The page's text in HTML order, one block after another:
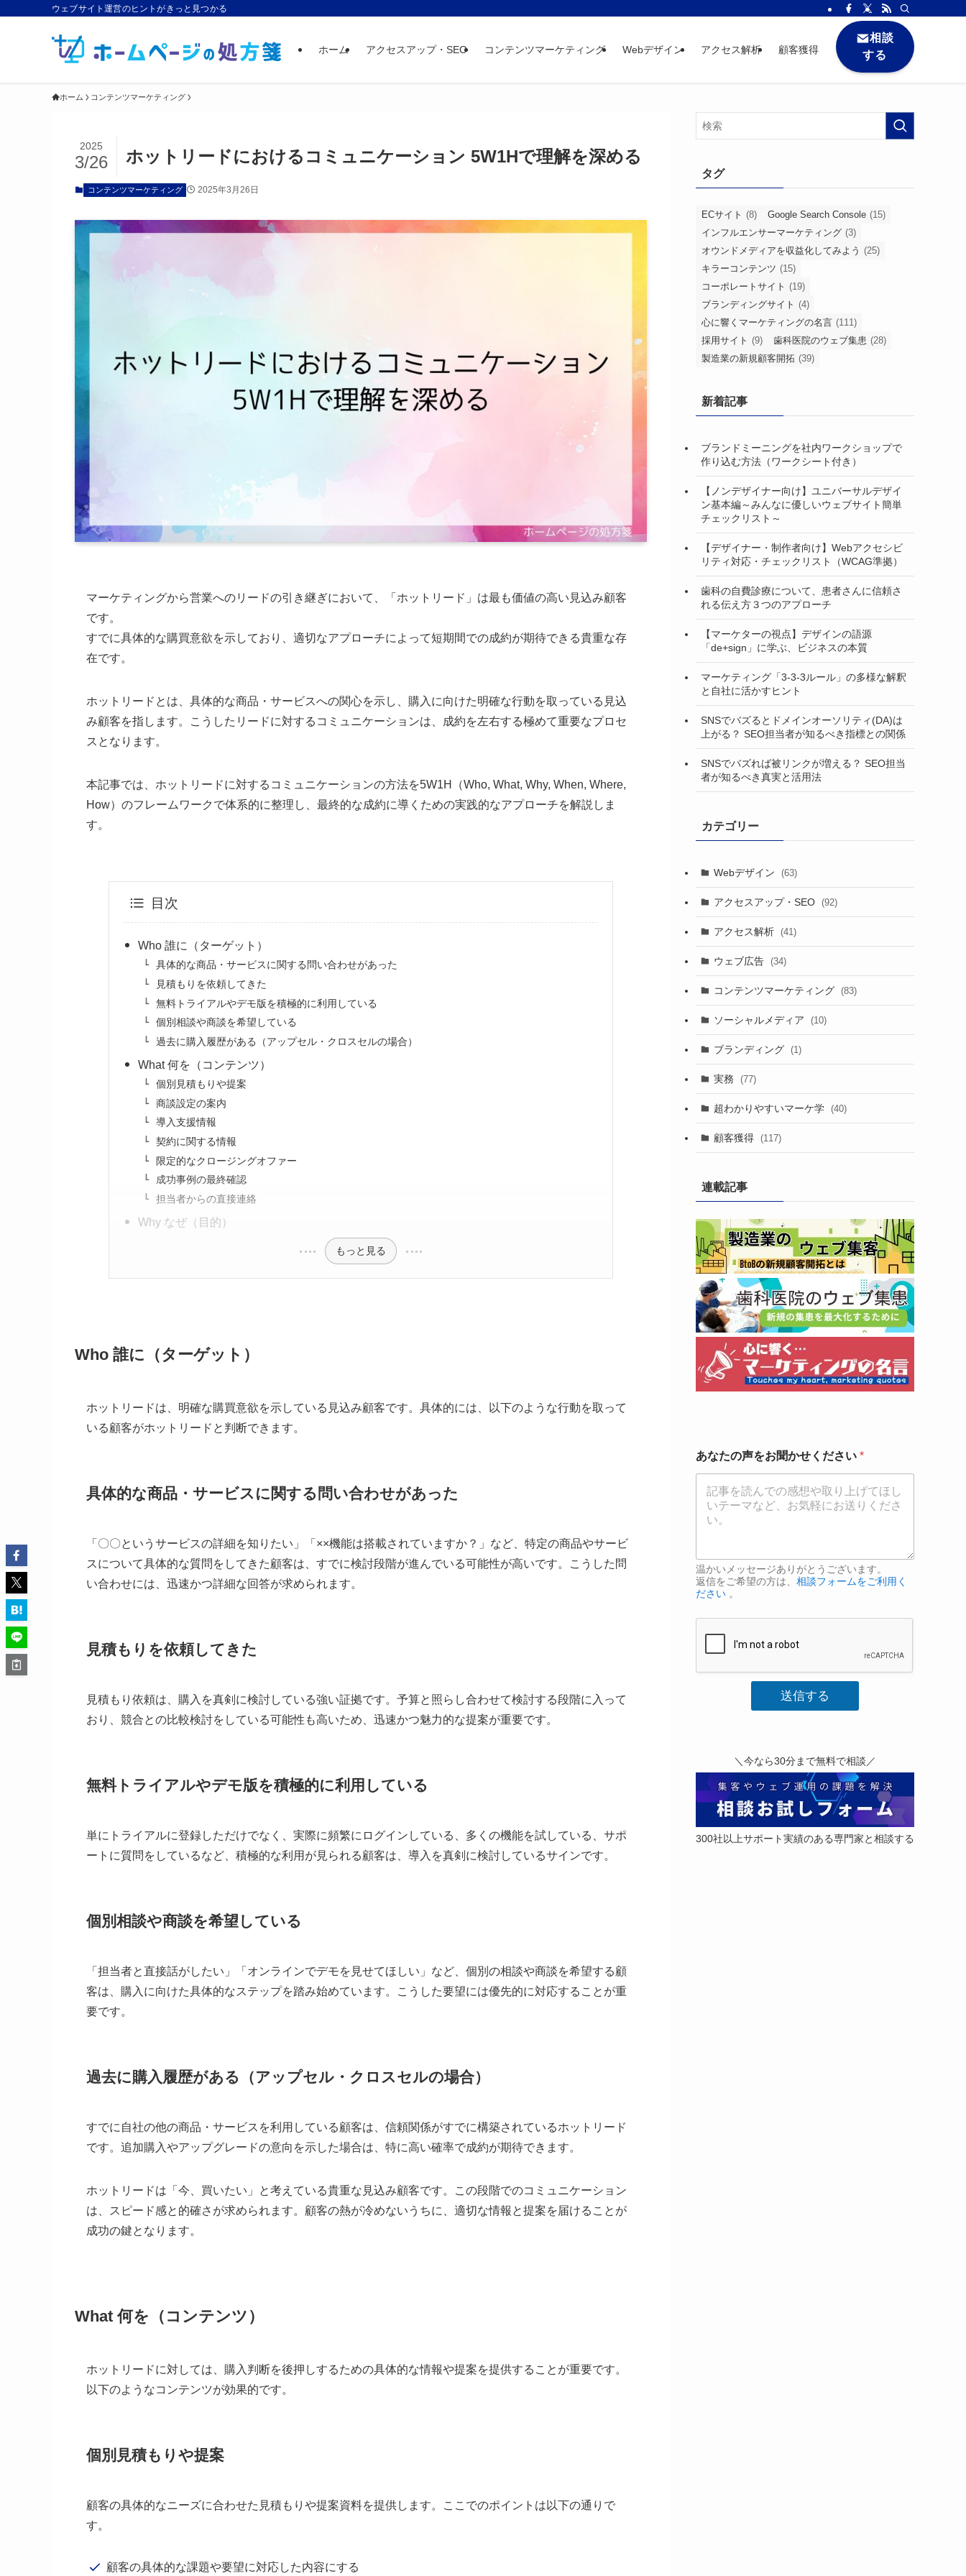
ウェブサイト運営のヒントがきっと見つかる
ホーム アクセスアップ・SEO コンテンツマーケティング Webデザイン アクセス解析 顧客獲得
相談
する
ホーム コンテンツマーケティング
ホットリードにおけるコミュニケーション 5W1Hで理解を深める
2025
3/26
コンテンツマーケティング 2025年3月26日
マーケティングから営業へのリードの引き継ぎにおいて、「ホットリード」は最も価値の高い見込み顧客
です。
すでに具体的な購買意欲を示しており、適切なアプローチによって短期間での成約が期待できる貴重な存
在です。
ホットリードとは、具体的な商品・サービスへの関心を示し、購入に向けた明確な行動を取っている見込
み顧客を指します。こうしたリードに対するコミュニケーションは、成約を左右する極めて重要なプロセ
スとなります。
本記事では、ホットリードに対するコミュニケーションの方法を5W1H（Who, What, Why, When, Where,
How）のフレームワークで体系的に整理し、最終的な成約に導くための実践的なアプローチを解説しま
す。
目次
Who 誰に（ターゲット）
具体的な商品・サービスに関する問い合わせがあった
見積もりを依頼してきた
無料トライアルやデモ版を積極的に利用している
個別相談や商談を希望している
過去に購入履歴がある（アップセル・クロスセルの場合）
What 何を（コンテンツ）
個別見積もりや提案
商談設定の案内
導入支援情報
契約に関する情報
限定的なクロージングオファー
成功事例の最終確認
担当者からの直接連絡
Why なぜ（目的）
もっと見る
Who 誰に（ターゲット）
ホットリードは、明確な購買意欲を示している見込み顧客です。具体的には、以下のような行動を取って
いる顧客がホットリードと判断できます。
具体的な商品・サービスに関する問い合わせがあった
「〇〇というサービスの詳細を知りたい」「××機能は搭載されていますか？」など、特定の商品やサービ
スについて具体的な質問をしてきた顧客は、すでに検討段階が進んでいる可能性が高いです。こうした問
い合わせには、迅速かつ詳細な回答が求められます。
見積もりを依頼してきた
見積もり依頼は、購入を真剣に検討している強い証拠です。予算と照らし合わせて検討する段階に入って
おり、競合との比較検討をしている可能性も高いため、迅速かつ魅力的な提案が重要です。
無料トライアルやデモ版を積極的に利用している
単にトライアルに登録しただけでなく、実際に頻繁にログインしている、多くの機能を試している、サポ
ートに質問をしているなど、積極的な利用が見られる顧客は、導入を真剣に検討しているサインです。
個別相談や商談を希望している
「担当者と直接話がしたい」「オンラインでデモを見せてほしい」など、個別の相談や商談を希望する顧
客は、購入に向けた具体的なステップを踏み始めています。こうした要望には優先的に対応することが重
要です。
過去に購入履歴がある（アップセル・クロスセルの場合）
すでに自社の他の商品・サービスを利用している顧客は、信頼関係がすでに構築されているホットリード
です。追加購入やアップグレードの意向を示した場合は、特に高い確率で成約が期待できます。
ホットリードは「今、買いたい」と考えている貴重な見込み顧客です。この段階でのコミュニケーション
は、スピード感と的確さが求められます。顧客の熱が冷めないうちに、適切な情報と提案を届けることが
成功の鍵となります。
What 何を（コンテンツ）
ホットリードに対しては、購入判断を後押しするための具体的な情報や提案を提供することが重要です。
以下のようなコンテンツが効果的です。
個別見積もりや提案
顧客の具体的なニーズに合わせた見積もりや提案資料を提供します。ここでのポイントは以下の通りで
す。
顧客の具体的な課題や要望に対応した内容にする
タグ
ECサイト (8) Google Search Console (15)
インフルエンサーマーケティング (3)
オウンドメディアを収益化してみよう (25)
キラーコンテンツ (15)
コーポレートサイト (19)
ブランディングサイト (4)
心に響くマーケティングの名言 (111)
採用サイト (9) 歯科医院のウェブ集患 (28)
製造業の新規顧客開拓 (39)
新着記事
ブランドミーニングを社内ワークショップで
作り込む方法（ワークシート付き）
【ノンデザイナー向け】ユニバーサルデザイ
ン基本編～みんなに優しいウェブサイト簡単
チェックリスト～
【デザイナー・制作者向け】Webアクセシビ
リティ対応・チェックリスト（WCAG準拠）
歯科の自費診療について、患者さんに信頼さ
れる伝え方３つのアプローチ
【マーケターの視点】デザインの語源
「de+sign」に学ぶ、ビジネスの本質
マーケティング「3-3-3ルール」の多様な解釈
と自社に活かすヒント
SNSでバズるとドメインオーソリティ(DA)は
上がる？ SEO担当者が知るべき指標との関係
SNSでバズれば被リンクが増える？ SEO担当
者が知るべき真実と活用法
カテゴリー
Webデザイン (63)
アクセスアップ・SEO (92)
アクセス解析 (41)
ウェブ広告 (34)
コンテンツマーケティング (83)
ソーシャルメディア (10)
ブランディング (1)
実務 (77)
超わかりやすいマーケ学 (40)
顧客獲得 (117)
連載記事
な
た
の
声
せ
く
だ
い
あ
な
く
さ
*
あなたの声をお聞かせください *
温かいメッセージありがとうございます。
返信をご希望の方は、 相談フォームをご利用く
ださい 。
送信する
＼今なら30分まで無料で相談／
300社以上サポート実績のある専門家と相談する